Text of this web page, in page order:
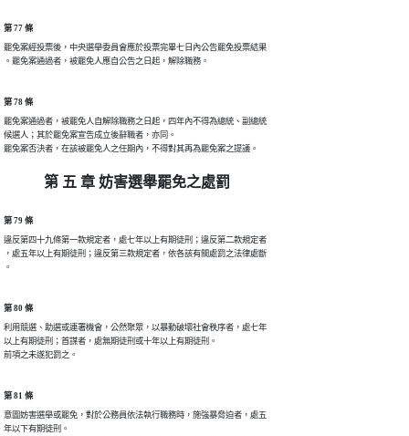
第 77 條
罷免案經投票後，中央選舉委員會應於投票完畢七日內公告罷免投票結果
。罷免案通過者，被罷免人應自公告之日起，解除職務。
第 78 條
罷免案通過者，被罷免人自解除職務之日起，四年內不得為總統、副總統
候選人；其於罷免案宣告成立後辭職者，亦同。
罷免案否決者，在該被罷免人之任期內，不得對其再為罷免案之提議。
第 五 章 妨害選舉罷免之處罰
第 79 條
違反第四十九條第一款規定者，處七年以上有期徒刑；違反第二款規定者
，處五年以上有期徒刑；違反第三款規定者，依各該有關處罰之法律處斷
。
第 80 條
利用競選、助選或連署機會，公然聚眾，以暴動破壞社會秩序者，處七年
以上有期徒刑；首謀者，處無期徒刑或十年以上有期徒刑。
前項之未遂犯罰之。
第 81 條
意圖妨害選舉或罷免，對於公務員依法執行職務時，施強暴脅迫者，處五
年以下有期徒刑。